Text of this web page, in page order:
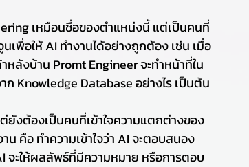
เหมือนชื่อของตำแหน่งนี้ แต่เป็นคนที่
เพื่อให้ AI ทำงานได้อย่างถูกต้อง เช่น เมื่อ
ลังบ้าน Promt Engineer จะทำหน้าที่ใน
ก Knowledge Database อย่างไร เป็นต้น
ยังต้องเป็นคนที่เข้าใจความแตกต่างของ
คือ ทำความเข้าใจว่า AI จะตอบสนอง
จะให้ผลลัพธ์ที่มีความหมาย หรือการตอบ